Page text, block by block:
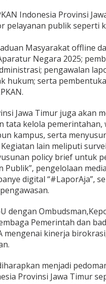
Indonesia Provinsi
publik seperti
Masyarakat offline
Negara 2025;
pengawalan
hukum; serta
Jawa Timur juga akan
tata kelola
kampus, serta
lain meliputi
policy brief untuk
pengelolaan
digital “#LaporAja”,
dengan
Pemerintah dan
mengenai kinerja
menjadi
Provinsi Jawa Timur